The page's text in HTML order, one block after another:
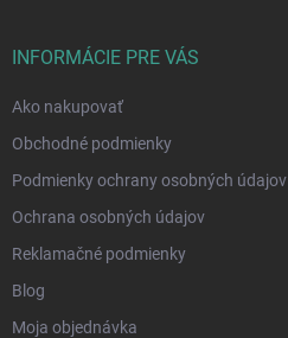
INFORMÁCIE PRE VÁS
Ako nakupovať
Obchodné podmienky
Podmienky ochrany osobných údajov
Ochrana osobných údajov
Reklamačné podmienky
Blog
Moja objednávka